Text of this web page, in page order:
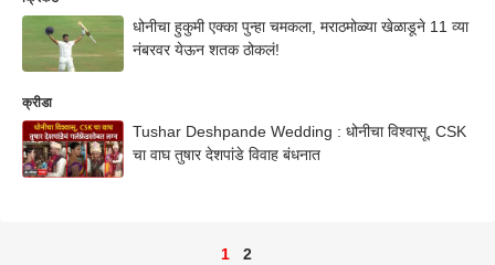
धोनीचा हुकुमी एक्का पुन्हा चमकला, मराठमोळ्या खेळाडूने 11 व्या
नंबरवर येऊन शतक ठोकलं!
क्रीडा
Tushar Deshpande Wedding : धोनीचा विश्वासू, CSK
चा वाघ तुषार देशपांडे विवाह बंधनात
1 2